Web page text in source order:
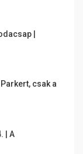
|
csak a
| A